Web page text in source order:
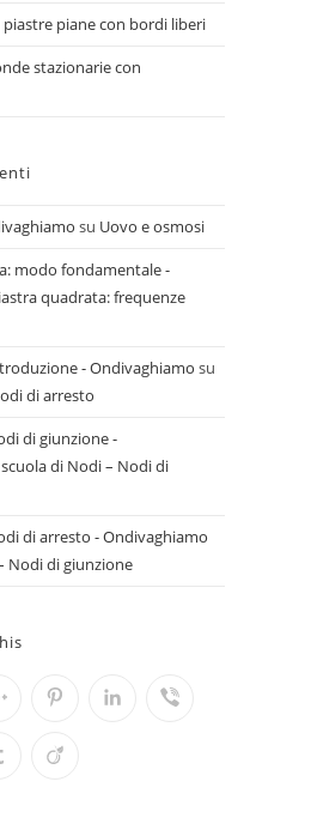
piane con bordi liberi
stazionarie con
su Uovo e osmosi
modo fondamentale -
quadrata: frequenze
- Ondivaghiamo su
di arresto
di giunzione -
di Nodi – Nodi di
di arresto - Ondivaghiamo
Nodi di giunzione